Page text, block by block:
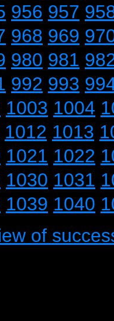
956 957
968 969
980 981
992 993
1003 1004
1012 1013
1021 1022
1030 1031
1039 1040
of